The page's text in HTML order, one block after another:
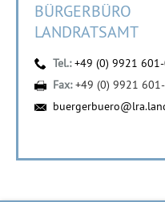
BÜRGERBÜRO
LANDRATSAMT
Tel.:+49 (0) 9921
Fax:+49 (0) 9921